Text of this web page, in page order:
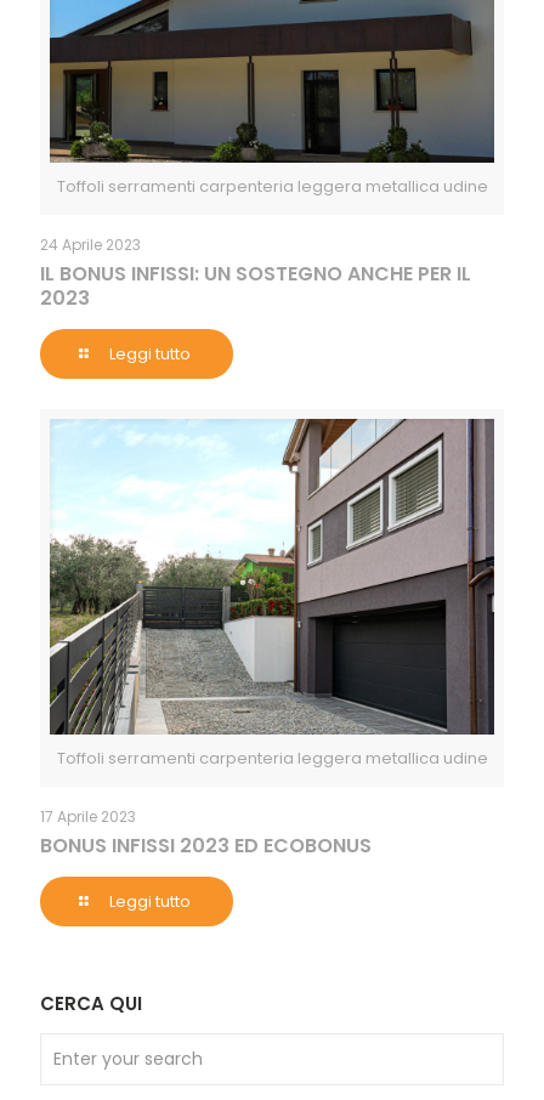
Toffoli serramenti carpenteria leggera metallica udine
24 Aprile 2023
IL BONUS INFISSI: UN SOSTEGNO ANCHE PER IL
2023
Leggi tutto
Toffoli serramenti carpenteria leggera metallica udine
17 Aprile 2023
BONUS INFISSI 2023 ED ECOBONUS
Leggi tutto
CERCA QUI